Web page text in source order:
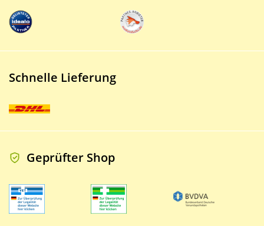
Schnelle Lieferung
Geprüfter Shop